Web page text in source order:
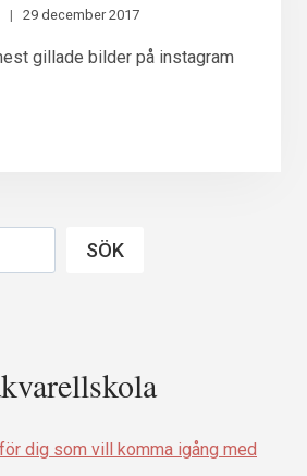
29 december 2017
gillade bilder på instagram
SÖK
dig som vill komma igång med